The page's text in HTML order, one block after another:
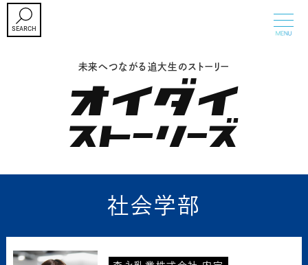
オープンキャンパス・イベント
学部・大学院
追手門学院大学について
未来へつながる追大生のストーリー
社会学部